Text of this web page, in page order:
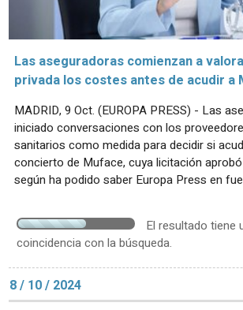
Las aseguradoras comienzan a
privada los costes antes de acudir a
MADRID, 9 Oct. (EUROPA PRESS) - Las
iniciado conversaciones con los
sanitarios como medida para decidir si
concierto de Muface, cuya licitación
según ha podido saber Europa Press en
El resultado tiene
coincidencia con la búsqueda.
8 / 10 / 2024